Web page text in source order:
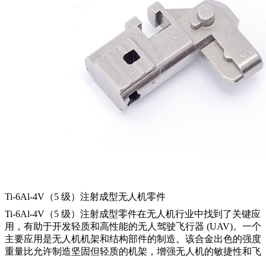
Ti-6Al-4V（5 级）注射成型无人机零件
Ti-6Al-4V（5 级）注射成型零件在无人机行业中找到了关键应
用，有助于开发轻质和高性能的无人驾驶飞行器 (UAV)。一个
主要应用是无人机机架和结构部件的制造。该合金出色的强度
重量比允许制造坚固但轻质的机架，增强无人机的敏捷性和飞